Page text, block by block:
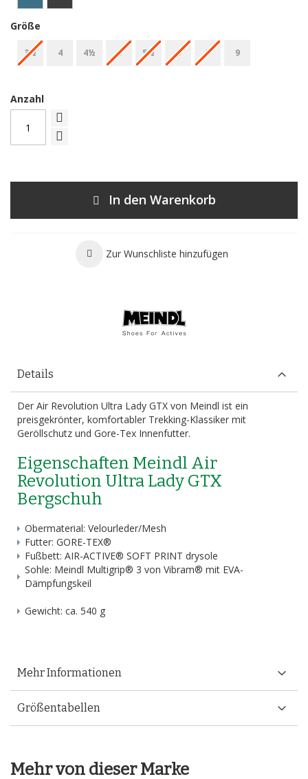
Größe
3½ 4 4½ 5 5½ 6 7 9
Anzahl
In den Warenkorb
Zur Wunschliste hinzufügen
Details
Der Air Revolution Ultra Lady GTX von Meindl ist ein
preisgekrönter, komfortabler Trekking-Klassiker mit
Geröllschutz und Gore-Tex Innenfutter.
Eigenschaften Meindl Air
Revolution Ultra Lady GTX
Bergschuh
Obermaterial: Velourleder/Mesh
Futter: GORE-TEX®
Fußbett: AIR-ACTIVE® SOFT PRINT drysole
Sohle: Meindl Multigrip® 3 von Vibram® mit EVA-
Dämpfungskeil
Gewicht: ca. 540 g
Mehr Informationen
Größentabellen
Mehr von dieser Marke